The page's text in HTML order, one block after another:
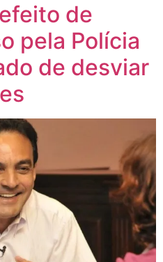
de
pela Polícia
de desviar